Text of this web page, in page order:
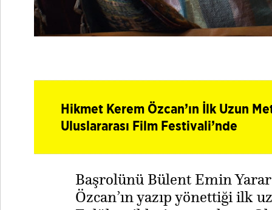
Hikmet Kerem Özcan’ın İlk Uzun
Uluslararası Film Festivali’nde
Başrolünü Bülent Emin
Özcan’ın yazıp yönettiği ilk